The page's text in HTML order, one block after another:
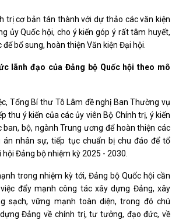
trị cơ bản tán thành với dự thảo các văn kiện
ủy Quốc hội, cho ý kiến góp ý rất tâm huyết,
bổ sung, hoàn thiện Văn kiện Đại hội.
lãnh đạo của Đảng bộ Quốc hội theo mô
Tổng Bí thư Tô Lâm đề nghị Ban Thường vụ
thu ý kiến của các ủy viên Bộ Chính trị, ý kiến
ban, bộ, ngành Trung ương để hoàn thiện các
án nhân sự, tiếp tục chuẩn bị chu đáo để tổ
Đảng bộ nhiệm kỳ 2025 - 2030.
trong nhiệm kỳ tới, Đảng bộ Quốc hội cần
đẩy mạnh công tác xây dựng Đảng, xây
sạch, vững mạnh toàn diện, trong đó chú
Đảng về chính trị, tư tưởng, đạo đức, về